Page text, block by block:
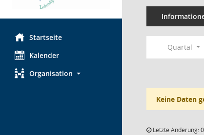
Startseite
Kalender
Organisation
Quartal
Keine Daten
Letzte Änderung: